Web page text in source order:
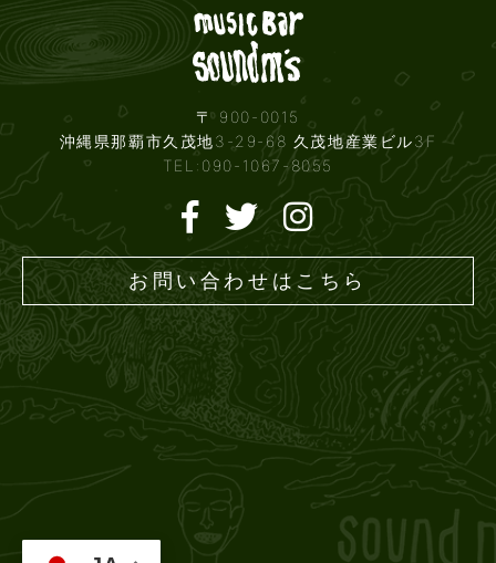
〒 900-0015
沖縄県那覇市久茂地3-29-68 久茂地産業ビル3F
TEL:090-1067-8055
お問い合わせはこちら